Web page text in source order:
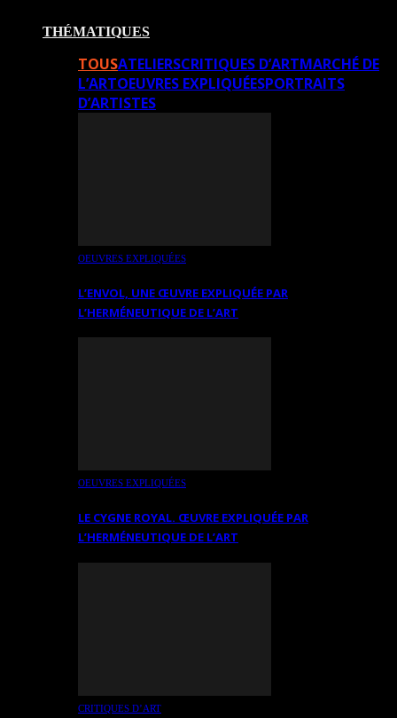
THÉMATIQUES
TOUSATELIERSCRITIQUES D’ARTMARCHÉ DE
L’ARTOEUVRES EXPLIQUÉESPORTRAITS
D’ARTISTES
OEUVRES EXPLIQUÉES
L’ENVOL, UNE ŒUVRE EXPLIQUÉE PAR
L’HERMÉNEUTIQUE DE L’ART
OEUVRES EXPLIQUÉES
LE CYGNE ROYAL. ŒUVRE EXPLIQUÉE PAR
L’HERMÉNEUTIQUE DE L’ART
CRITIQUES D’ART